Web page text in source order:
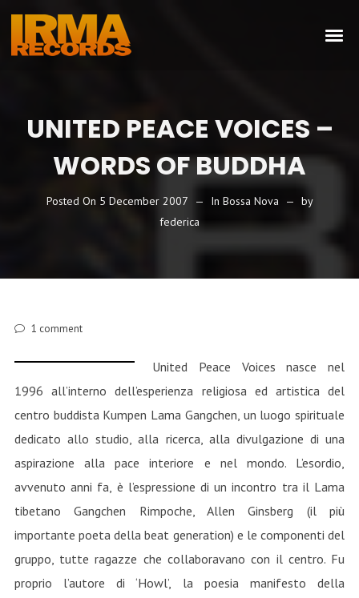
UNITED PEACE VOICES –
WORDS OF BUDDHA
Posted On 5 December 2007 In Bossa Nova
by
federica
1 comment
United Peace Voices nasce nel
1996 all’interno dell’esperienza religiosa ed artistica del
centro buddista Kumpen Lama Gangchen, un luogo spirituale
dedicato allo studio, alla ricerca, alla divulgazione di una
aspirazione alla pace interiore e nel mondo. L’esordio,
avvenuto anni fa, è l’espressione di un incontro tra il Lama
tibetano Gangchen Rimpoche, Allen Ginsberg (il più
importante poeta della beat generation) e le componenti del
gruppo, tutte ragazze che collaboravano con il centro. Fu
proprio l’autore di ‘Howl’, la poesia manifesto della